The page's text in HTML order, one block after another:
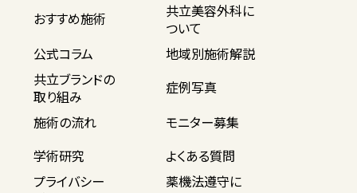
おすすめ施術
共立美容外科に
ついて
公式コラム
地域別施術解説
共立ブランドの
取り組み
症例写真
施術の流れ
モニター募集
学術研究
よくある質問
プライバシー
薬機法遵守に